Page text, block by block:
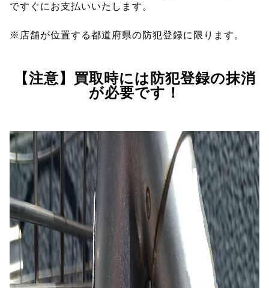
ですぐにお支払いいたします。
※店舗が位置する都道府県の防犯登録に限ります。
【注意】買取時には防犯登録の抹消
が必要です！